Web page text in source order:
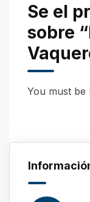
Se el
sobre
You must be